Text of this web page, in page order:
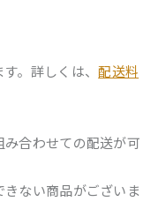
。詳しくは、配送料
合わせての配送が可
ない商品がございま